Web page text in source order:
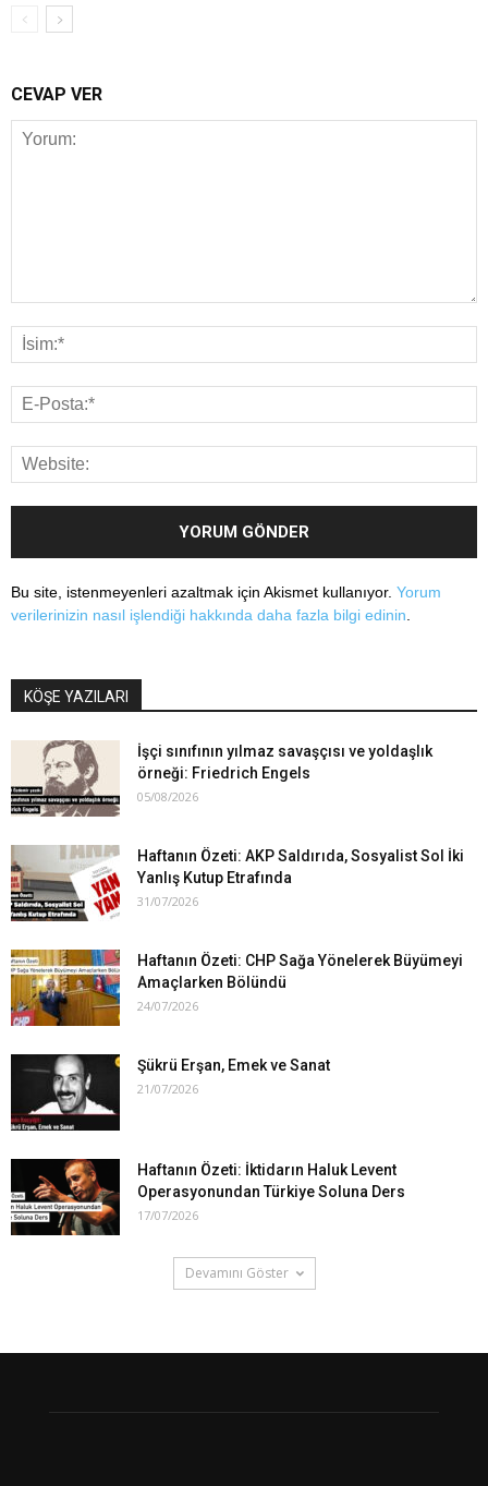
CEVAP VER
Bu site, istenmeyenleri azaltmak için Akismet kullanıyor. Yorum
verilerinizin nasıl işlendiği hakkında daha fazla bilgi edinin
KÖŞE YAZILARI
İşçi sınıfının yılmaz savaşçısı ve yoldaşlık
örneği: Friedrich Engels
05/08/2026
Haftanın Özeti: AKP Saldırıda, Sosyalist Sol İki
Yanlış Kutup Etrafında
31/07/2026
Haftanın Özeti: CHP Sağa Yönelerek Büyümeyi
Amaçlarken Bölündü
24/07/2026
Şükrü Erşan, Emek ve Sanat
21/07/2026
Haftanın Özeti: İktidarın Haluk Levent
Operasyonundan Türkiye Soluna Ders
17/07/2026
Devamını Göster